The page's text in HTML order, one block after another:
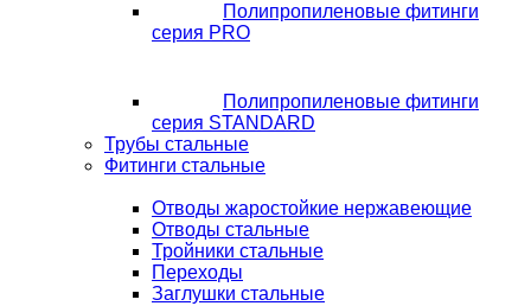
Полипропиленовые фитинги
серия PRO
Полипропиленовые фитинги
серия STANDARD
Трубы стальные
Фитинги стальные
Отводы жаростойкие нержавеющие
Отводы стальные
Тройники стальные
Переходы
Заглушки стальные